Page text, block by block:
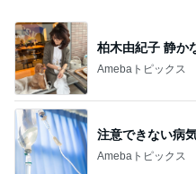
柏木由紀子 静か
Amebaトピックス
注意できない病
Amebaトピックス